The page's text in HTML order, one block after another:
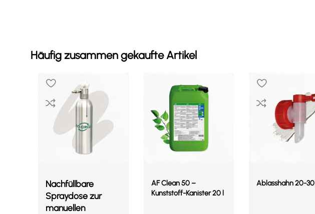
Häufig zusammen gekaufte Artikel
Nachfüllbare
Spraydose zur
manuellen
AF Clean 50 –
Kunststoff-Kanister 20 l
Ablasshahn 20-30